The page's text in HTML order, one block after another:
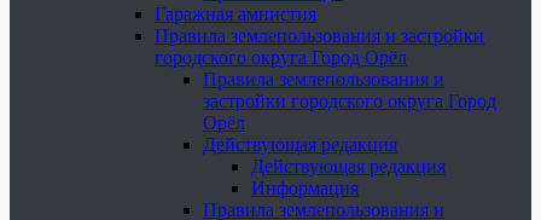
Гаражная амнистия
Правила землепользования и застройки
городского округа Город Орёл
Правила землепользования и
застройки городского округа Город
Орёл
Действующая редакция
Действующая редакция
Информация
Правила землепользования и